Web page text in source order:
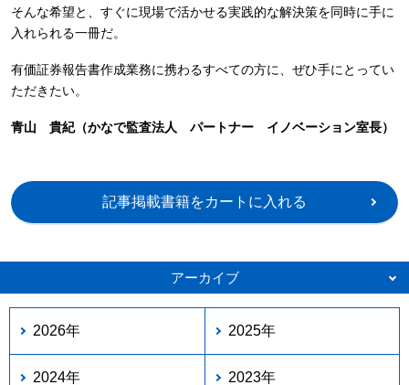
そんな希望と、すぐに現場で活かせる実践的な解決策を同時に手に
入れられる一冊だ。
有価証券報告書作成業務に携わるすべての方に、ぜひ手にとってい
ただきたい。
青山 貴紀（かなで監査法人 パートナー イノベーション室長）
記事掲載書籍をカートに入れる
アーカイブ
2026年 2025年
2024年 2023年